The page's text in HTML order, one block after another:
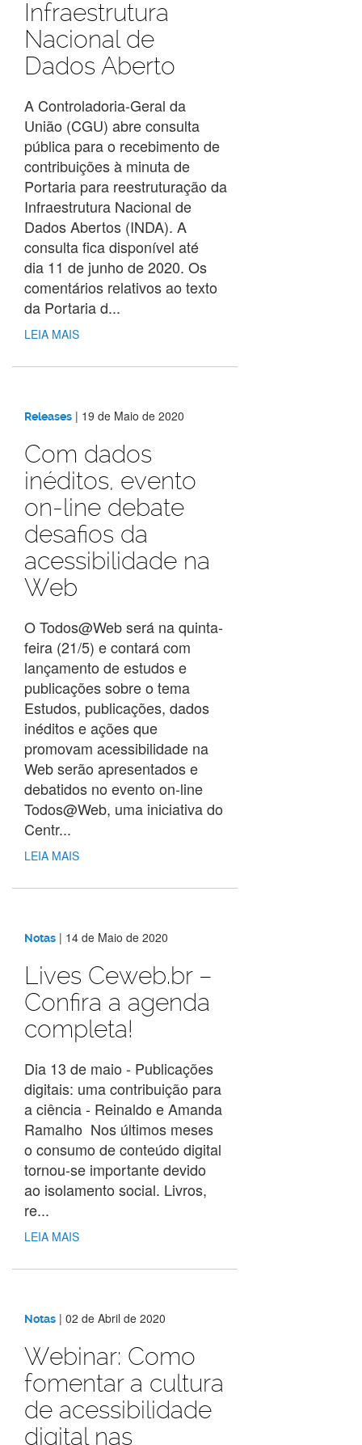
Infraestrutura
Nacional de
Dados Aberto
A Controladoria-Geral da
União (CGU) abre consulta
pública para o recebimento de
contribuições à minuta de
Portaria para reestruturação da
Infraestrutura Nacional de
Dados Abertos (INDA). A
consulta fica disponível até
dia 11 de junho de 2020. Os
comentários relativos ao texto
da Portaria d...
LEIA MAIS
Releases | 19 de Maio de 2020
Com dados
inéditos, evento
on-line debate
desafios da
acessibilidade na
Web
O Todos@Web será na quinta-
feira (21/5) e contará com
lançamento de estudos e
publicações sobre o tema
Estudos, publicações, dados
inéditos e ações que
promovam acessibilidade na
Web serão apresentados e
debatidos no evento on-line
Todos@Web, uma iniciativa do
Centr...
LEIA MAIS
Notas | 14 de Maio de 2020
Lives Ceweb.br –
Confira a agenda
completa!
Dia 13 de maio - Publicações
digitais: uma contribuição para
a ciência - Reinaldo e Amanda
Ramalho Nos últimos meses
o consumo de conteúdo digital
tornou-se importante devido
ao isolamento social. Livros,
re...
LEIA MAIS
Notas | 02 de Abril de 2020
Webinar: Como
fomentar a cultura
de acessibilidade
digital nas